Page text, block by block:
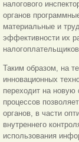
налогового
органов
материальные и
эффективности их
Таким образом, на
инновационных
переходит на новую
процессов
органов, в части
внутреннего
использования